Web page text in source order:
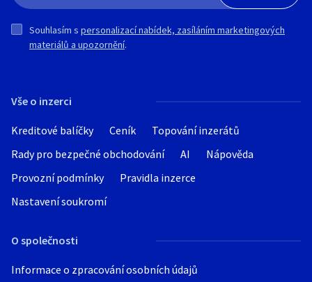
Vše o inzerci
Kreditové balíčky Ceník
Topování inzerátů
Rady pro bezpečné obchodování
AI
Nápověda
Provozní podmínky
Pravidla inzerce
Nastavení soukromí
O společnosti
Informace o zpracování osobních údajů
Souhlasím s personalizací nabídek, zasíláním marketingových
materiálů a upozornění.